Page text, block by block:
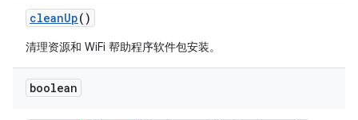
cleanUp()
清理资源和 WiFi 帮助程序软件包安装。
boolean